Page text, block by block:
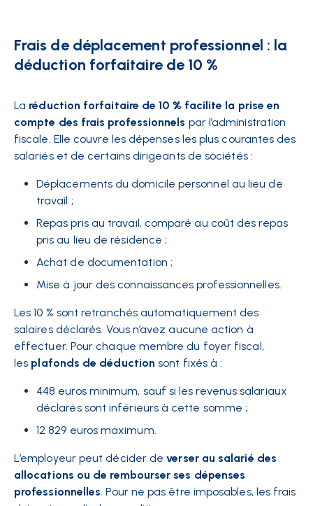
Frais de déplacement professionnel : la
déduction forfaitaire de 10 %
La réduction forfaitaire de 10 % facilite la prise en
compte des frais professionnels par l’administration
fiscale. Elle couvre les dépenses les plus courantes des
salariés et de certains dirigeants de sociétés :
Déplacements du domicile personnel au lieu de
travail ;
Repas pris au travail, comparé au coût des repas
pris au lieu de résidence ;
Achat de documentation ;
Mise à jour des connaissances professionnelles.
Les 10 % sont retranchés automatiquement des
salaires déclarés. Vous n’avez aucune action à
effectuer. Pour chaque membre du foyer fiscal,
les plafonds de déduction sont fixés à :
448 euros minimum, sauf si les revenus salariaux
déclarés sont inférieurs à cette somme ;
12 829 euros maximum.
L’employeur peut décider de verser au salarié des
allocations ou de rembourser ses dépenses
professionnelles. Pour ne pas être imposables, les frais